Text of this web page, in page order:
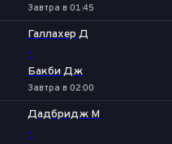
Завтра в 01:45
Галлахер Д
-
Бакби Дж
Завтра в 02:00
Дадбридж М
-